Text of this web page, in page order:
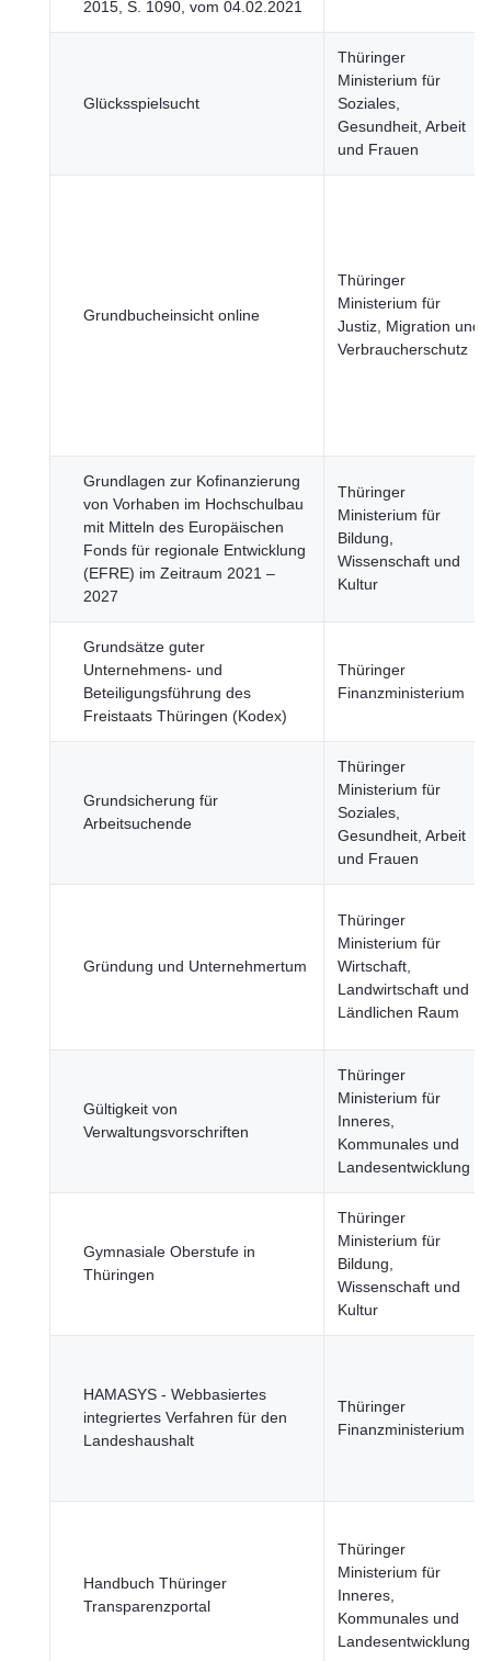
2015, S. 1090, vom 04.02.2021
Glücksspielsucht
Thüringer
Ministerium für
Soziales,
Gesundheit, Arbeit
und Frauen
Grundbucheinsicht online
Thüringer
Ministerium für
Justiz, Migration und
Verbraucherschutz
Grundlagen zur Kofinanzierung
von Vorhaben im Hochschulbau
mit Mitteln des Europäischen
Fonds für regionale Entwicklung
(EFRE) im Zeitraum 2021 –
2027
Thüringer
Ministerium für
Bildung,
Wissenschaft und
Kultur
Grundsätze guter
Unternehmens- und
Beteiligungsführung des
Freistaats Thüringen (Kodex)
Thüringer
Finanzministerium
Grundsicherung für
Arbeitsuchende
Thüringer
Ministerium für
Soziales,
Gesundheit, Arbeit
und Frauen
Gründung und Unternehmertum
Thüringer
Ministerium für
Wirtschaft,
Landwirtschaft und
Ländlichen Raum
Gültigkeit von
Verwaltungsvorschriften
Thüringer
Ministerium für
Inneres,
Kommunales und
Landesentwicklung
Gymnasiale Oberstufe in
Thüringen
Thüringer
Ministerium für
Bildung,
Wissenschaft und
Kultur
HAMASYS - Webbasiertes
integriertes Verfahren für den
Landeshaushalt
Thüringer
Finanzministerium
Handbuch Thüringer
Transparenzportal
Thüringer
Ministerium für
Inneres,
Kommunales und
Landesentwicklung